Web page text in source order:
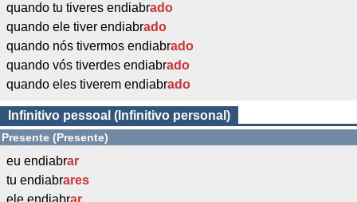
quando tu tiveres endiabrado
quando ele tiver endiabrado
quando nós tivermos endiabrado
quando vós tiverdes endiabrado
quando eles tiverem endiabrado
Infinitivo pessoal (Infinitivo personal)
Presente (Presente)
eu endiabrar
tu endiabrares
ele endiabrar